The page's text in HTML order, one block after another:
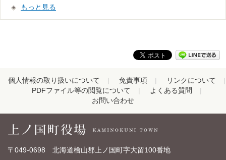
もっと見る
個人情報の取り扱いについて 免責事項
リンクについて
PDFファイル等の閲覧について
よくある質問
お問い合わせ
〒049-0698 北海道檜山郡上ノ国町字大留100番地